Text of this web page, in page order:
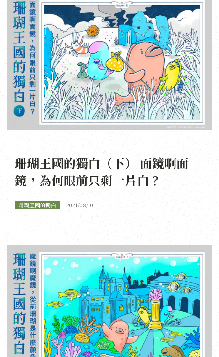
珊瑚王國的獨白（下） 面鏡啊面
鏡，為何眼前只剩一片白？
珊瑚王國的獨白 2021/08/10